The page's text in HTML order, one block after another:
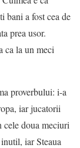
bani a fost cea de
prea usor.
ca la un meci
proverbului: i-a
iar jucatorii
doua meciuri
iar Steaua